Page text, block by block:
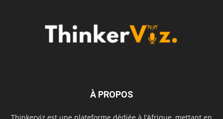
À PROPOS